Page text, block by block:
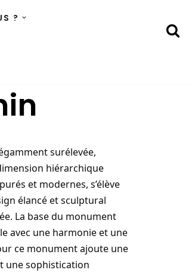
?
surélevée,
hiérarchique
et modernes, s’élève
élancé et sculptural
La base du monument
avec une harmonie et une
ce monument ajoute une
une sophistication